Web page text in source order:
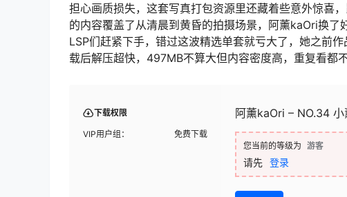
担心画质损失，这套写真打包资源里还藏着些意外惊喜
的内容覆盖了从清晨到黄昏的拍摄场景，阿薰kaOri换
LSP们赶紧下手，错过这波精选单套就亏大了，她之前
载后解压超快，497MB不算大但内容密度高，重复看都不
下载权限
VIP用户组： 免费下载
阿薰kaOri – NO.34
您当前的等级为 游客
请先 登录